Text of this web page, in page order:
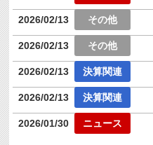
2026/02/13
2026/02/13
2026/02/13
2026/02/13
2026/01/30